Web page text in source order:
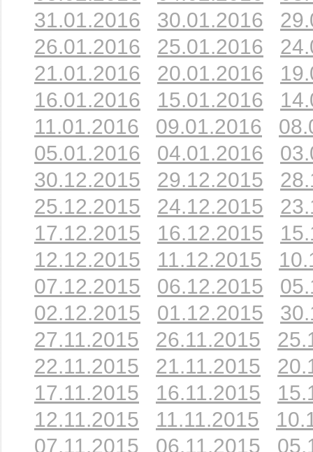
31.01.2016
30.01.2016
26.01.2016
25.01.2016
21.01.2016
20.01.2016
16.01.2016
15.01.2016
11.01.2016
09.01.2016
05.01.2016
04.01.2016
30.12.2015
29.12.2015
25.12.2015
24.12.2015
17.12.2015
16.12.2015
12.12.2015
11.12.2015
07.12.2015
06.12.2015
02.12.2015
01.12.2015
27.11.2015
26.11.2015
22.11.2015
21.11.2015
17.11.2015
16.11.2015
12.11.2015
11.11.2015
07.11.2015
06.11.2015